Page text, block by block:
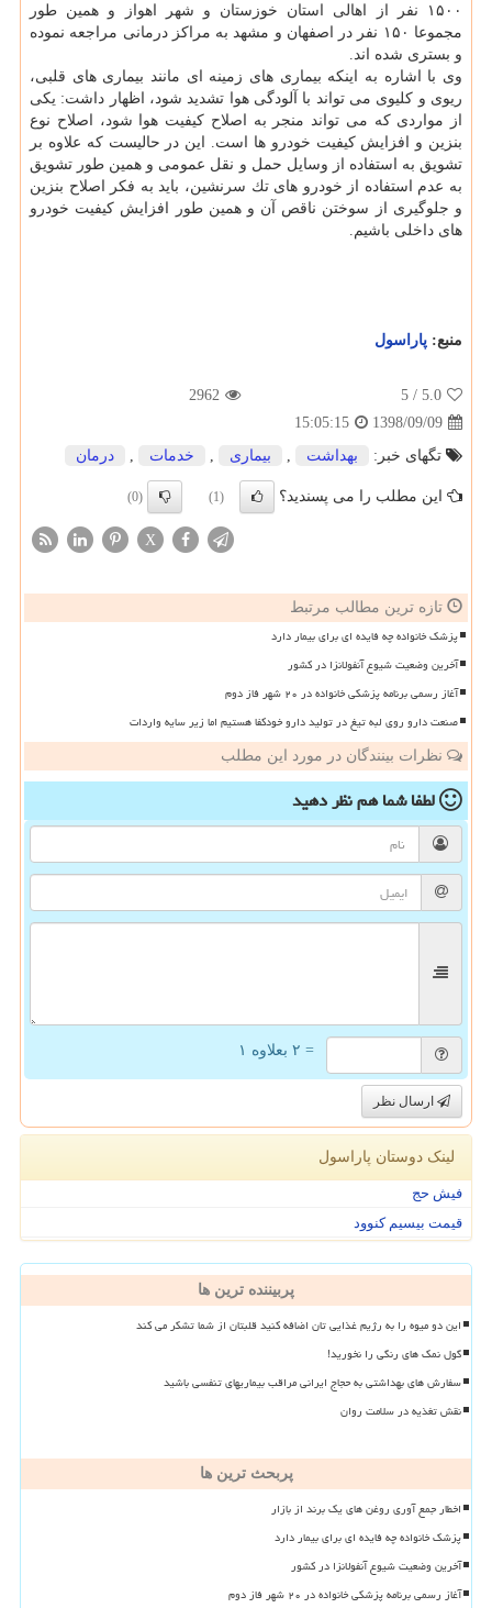
۱۵۰۰ نفر از اهالی استان خوزستان و شهر اهواز و همین طور
مجموعا ۱۵۰ نفر در اصفهان و مشهد به مراكز درمانی مراجعه نموده
و بستری شده اند.
وی با اشاره به اینكه بیماری های زمینه ای مانند بیماری های قلبی،
ریوی و كلیوی می تواند با آلودگی هوا تشدید شود، اظهار داشت: یكی
از مواردی كه می تواند منجر به اصلاح كیفیت هوا شود، اصلاح نوع
بنزین و افزایش كیفیت خودرو ها است. این در حالیست كه علاوه بر
تشویق به استفاده از وسایل حمل و نقل عمومی و همین طور تشویق
به عدم استفاده از خودرو های تك سرنشین، باید به فكر اصلاح بنزین
و جلوگیری از سوختن ناقص آن و همین طور افزایش كیفیت خودرو
های داخلی باشیم.
منبع: پاراسول
5.0
/ 5
2962
1398/09/09
15:05:15
تگهای خبر:
بهداشت , بیماری , خدمات , درمان
این مطلب را می پسندید؟ (1)
(0)
X
تازه ترین مطالب مرتبط
پزشک خانواده چه فایده ای برای بیمار دارد
آخرین وضعیت شیوع آنفولانزا در کشور
آغاز رسمی برنامه پزشکی خانواده در ۲۰ شهر فاز دوم
صنعت دارو روی لبه تیغ در تولید دارو خودکفا هستیم اما زیر سایه واردات
نظرات بینندگان در مورد این مطلب
لطفا شما همنظر دهید
= ۲ بعلاوه ۱
ارسال نظر
لینک دوستان پاراسول
فیش حج
قیمت بیسیم کنوود
پربیننده ترین ها
این دو میوه را به رژیم غذایی تان اضافه کنید قلبتان از شما تشکر می کند
گول نمک های رنگی را نخورید!
سفارش های بهداشتی به حجاج ایرانی مراقب بیماریهای تنفسی باشید
نقش تغذیه در سلامت روان
پربحث ترین ها
اخطار جمع آوری روغن های یک برند از بازار
پزشک خانواده چه فایده ای برای بیمار دارد
آخرین وضعیت شیوع آنفولانزا در کشور
آغاز رسمی برنامه پزشکی خانواده در ۲۰ شهر فاز دوم